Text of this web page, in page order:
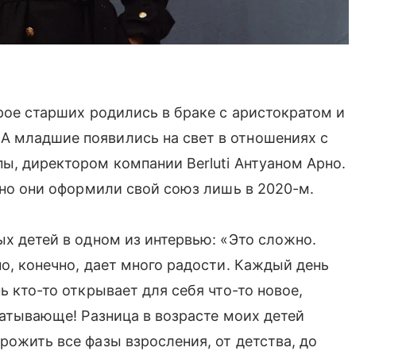
старших родились в браке с аристократом и
появились на свет в отношениях с
директором компании Berluti Антуаном Арно.
они оформили свой союз лишь в 2020-м.
детей в одном из интервью: «Это сложно.
конечно, дает много радости. Каждый день
то открывает для себя что-то новое,
Разница в возрасте моих детей
все фазы взросления, от детства, до